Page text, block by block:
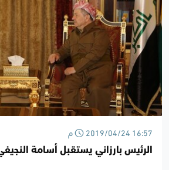
2019/04/24 16:57 م
الرئيس بارزاني يستقبل أسامة النجيفي